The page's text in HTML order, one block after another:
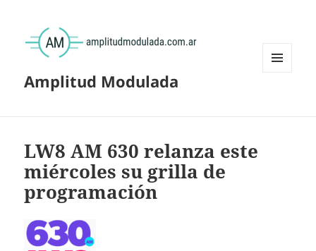
Amplitud Modulada
LW8 AM 630 relanza este
miércoles su grilla de
programación